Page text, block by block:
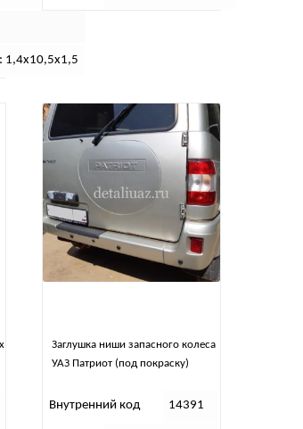
1,4х10,5х1,5
Заглушка ниши запасного колеса
УАЗ Патриот (под покраску)
Внутренний код 14391